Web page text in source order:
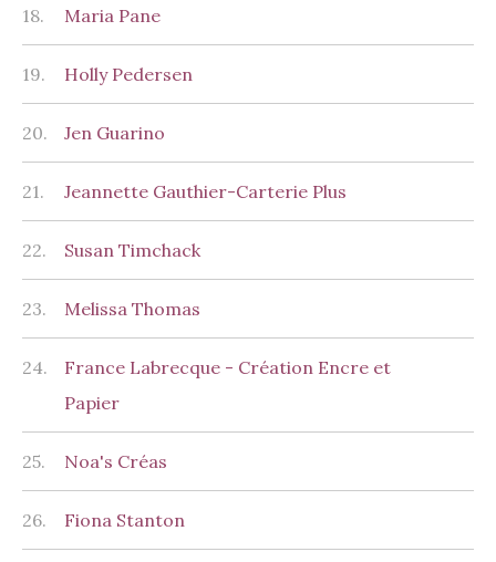
18. Maria Pane
19. Holly Pedersen
20. Jen Guarino
21. Jeannette Gauthier-Carterie Plus
22. Susan Timchack
23. Melissa Thomas
24.
France Labrecque - Création Encre et
Papier
25. Noa's Créas
26. Fiona Stanton